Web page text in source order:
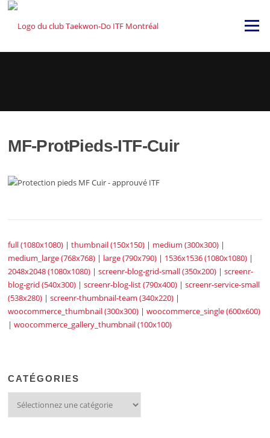
Skip
content
Menu
MF-ProtPieds-ITF-Cuir
full (1080x1080) |thumbnail (150x150) | medium (300x300) |
medium_large (768x768) | large (790x790) | 1536x1536 (1080x1080) |
2048x2048 (1080x1080) |screenr-blog-grid-small (350x200) |screenr-
blog-grid (540x300) |screenr-blog-list (790x400) |screenr-service-small
(538x280) |screenr-thumbnail-team (340x220) |
woocommerce_thumbnail (300x300) |woocommerce_single (600x600)
|woocommerce_gallery_thumbnail (100x100)
CATÉGORIES